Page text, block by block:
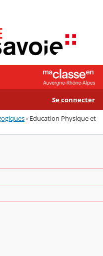
Se connecter
› Education Physique et